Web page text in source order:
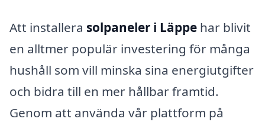
Att installera solpaneler i Läppe har blivit
en alltmer populär investering för många
hushåll som vill minska sina energiutgifter
och bidra till en mer hållbar framtid.
Genom att använda vår plattform på